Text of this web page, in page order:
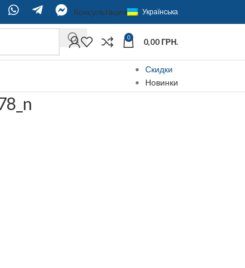
Консультация Українська
0 0,00ГРН.
Скидки
Новинки